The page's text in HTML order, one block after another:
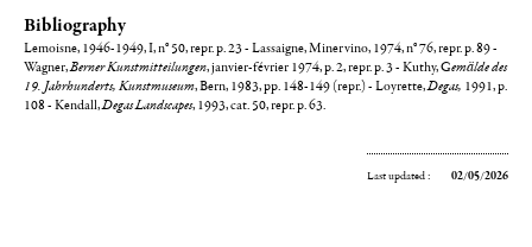
Bibliography
Lemoisne, 1946-1949, I, n° 50, repr. p. 23 - Lassaigne, Minervino, 1974, n° 76, repr. p. 89 -
Wagner,Berner Kunstmitteilungen, janvier-février 1974, p. 2, repr. p. 3 - Kuthy, Gemälde des
19. Jahrhunderts, Kunstmuseum, Bern, 1983, pp. 148-149 (repr.) - Loyrette,Degas, 1991, p.
108 - Kendall,Degas Landscapes, 1993, cat. 50, repr. p. 63.
Last updated : 02/05/2026